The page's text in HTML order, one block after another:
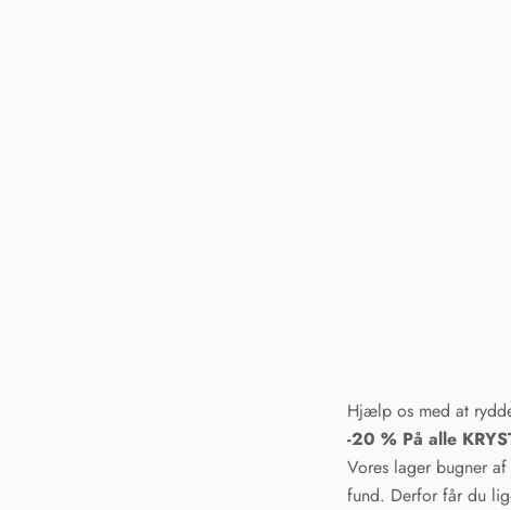
Hjælp os med at
-20 % På alle
Vores lager bugner
fund. Derfor får du